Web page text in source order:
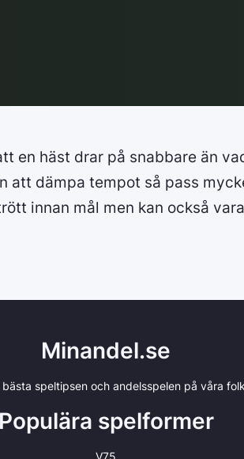
en häst drar på snabbare än
att dämpa tempot så pass
innan mål men kan också
Minandel.se
speltipsen och andelsspelen på våra
Populära spelformer
V75